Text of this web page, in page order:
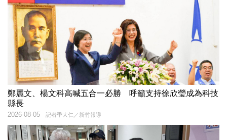
鄭麗文、楊文科高喊五合一必勝 呼籲支持徐欣瑩成為科技
縣長
記者季大仁／新竹報導
2026-08-05